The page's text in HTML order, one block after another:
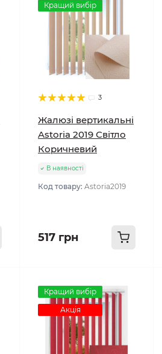
Кращий вибір
3
Жалюзі вертикальні
Astoria 2019 Світло
Коричневий
В наявності
Код товару: Astoria2019
517 грн
Кращий вибір
Акція